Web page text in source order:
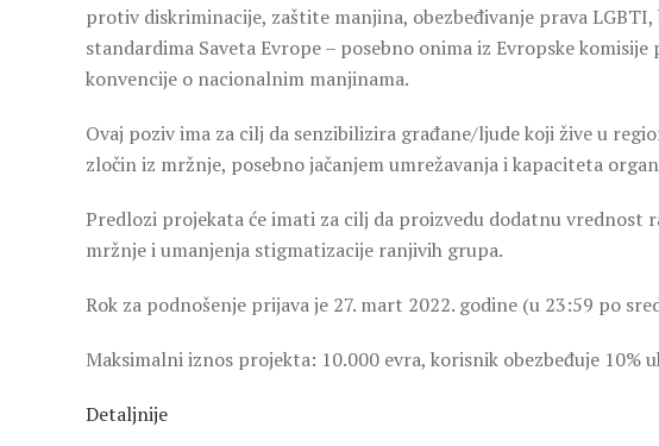
protiv diskriminacije, zaštite manjina, obezbeđivanje prava
standardima Saveta Evrope – posebno onima iz Evropske
konvencije o nacionalnim manjinama.
Ovaj poziv ima za cilj da senzibilizira građane/ljude koji žive u
zločin iz mržnje, posebno jačanjem umrežavanja i kapaciteta
Predlozi projekata će imati za cilj da proizvedu dodatnu vrednost
mržnje i umanjenja stigmatizacije ranjivih grupa.
Rok za podnošenje prijava je 27. mart 2022. godine (u 23:59 po
Maksimalni iznos projekta: 10.000 evra, korisnik obezbeđuje 10%
Detaljnije